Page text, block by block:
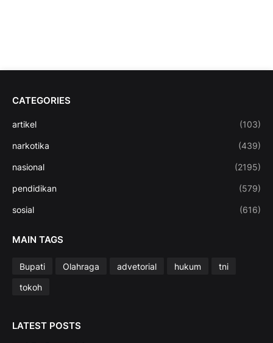
CATEGORIES
artikel (103)
narkotika (439)
nasional (2195)
pendidikan (579)
sosial (616)
MAIN TAGS
Bupati Olahraga advetorial hukum
tni
tokoh
LATEST POSTS